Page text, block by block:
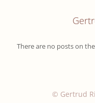
There are no posts on
© Gertrud